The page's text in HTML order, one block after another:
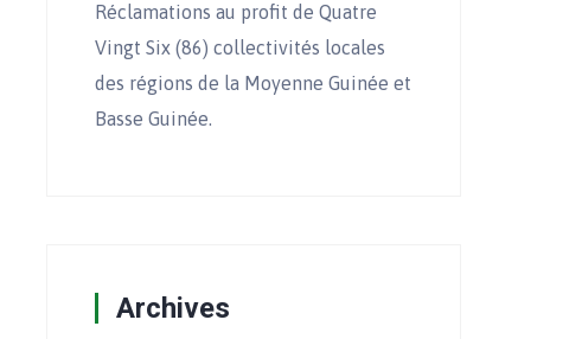
Réclamations au profit de Quatre
Vingt Six (86) collectivités locales
des régions de la Moyenne Guinée et
Basse Guinée.
Archives